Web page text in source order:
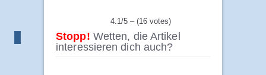
4.1/5 – (16 votes)
Stopp! Wetten, die Artikel
interessieren dich auch?